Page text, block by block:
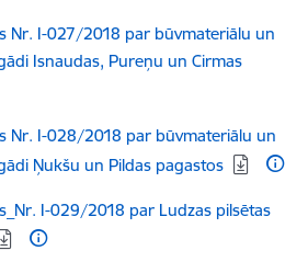
Nr. I-027/2018 par būvmateriālu un
Isnaudas, Pureņu un Cirmas
Nr. I-028/2018 par būvmateriālu un
Ņukšu un Pildas pagastos
I-029/2018 par Ludzas pilsētas